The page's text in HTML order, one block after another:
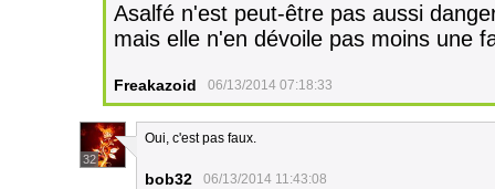
Asalfé n'est peut-être pas aussi
mais elle n'en dévoile pas moins une
Freakazoid 06/13/2014 07:18:33
32
Oui, c'est pas faux.
bob32 06/13/2014 11:43:08